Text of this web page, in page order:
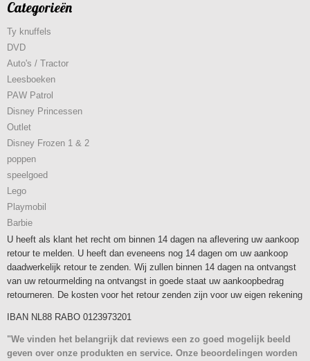
Categorieën
Ty knuffels
DVD
Auto's / Tractor
Leesboeken
PAW Patrol
Disney Princessen
Outlet
Disney Frozen 1 & 2
poppen
speelgoed
Lego
Playmobil
Barbie
U heeft als klant het recht om binnen 14 dagen na aflevering uw aankoop
retour te melden. U heeft dan eveneens nog 14 dagen om uw aankoop
daadwerkelijk retour te zenden. Wij zullen binnen 14 dagen na ontvangst
van uw retourmelding na ontvangst in goede staat uw aankoopbedrag
retourneren. De kosten voor het retour zenden zijn voor uw eigen rekening
IBAN NL88 RABO 0123973201
"We vinden het belangrijk dat reviews een zo goed mogelijk beeld
geven over onze produkten en service. Onze beoordelingen worden